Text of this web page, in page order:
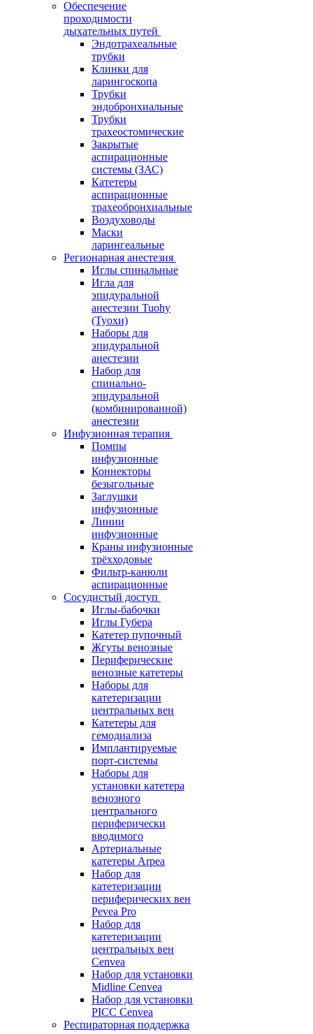
Обеспечение
проходимости
дыхательных путей
Эндотрахеальные
трубки
Клинки для
ларингоскопа
Трубки
эндобронхиальные
Трубки
трахеостомические
Закрытые
аспирационные
системы (ЗАС)
Катетеры
аспирационные
трахеобронхиальные
Воздуховоды
Маски
ларингеальные
Регионарная анестезия
Иглы спинальные
Игла для
эпидуральной
анестезии Tuohy
(Туохи)
Наборы для
эпидуральной
анестезии
Набор для
спинально-
эпидуральной
(комбинированной)
анестезии
Инфузионная терапия
Помпы
инфузионные
Коннекторы
безыгольные
Заглушки
инфузионные
Линии
инфузионные
Краны инфузионные
трёхходовые
Фильтр-канюли
аспирационные
Сосудистый доступ
Иглы-бабочки
Иглы Губера
Катетер пупочный
Жгуты венозные
Периферические
венозные катетеры
Наборы для
катетеризации
центральных вен
Катетеры для
гемодиализа
Имплантируемые
порт‑системы
Наборы для
установки катетера
венозного
центрального
периферически
вводимого
Артериальные
катетеры Arpea
Набор для
катетеризации
периферических вен
Pevea Pro
Набор для
катетеризации
центральных вен
Cenvea
Набор для установки
Midline Cenvea
Набор для установки
PICC Cenvea
Респираторная поддержка